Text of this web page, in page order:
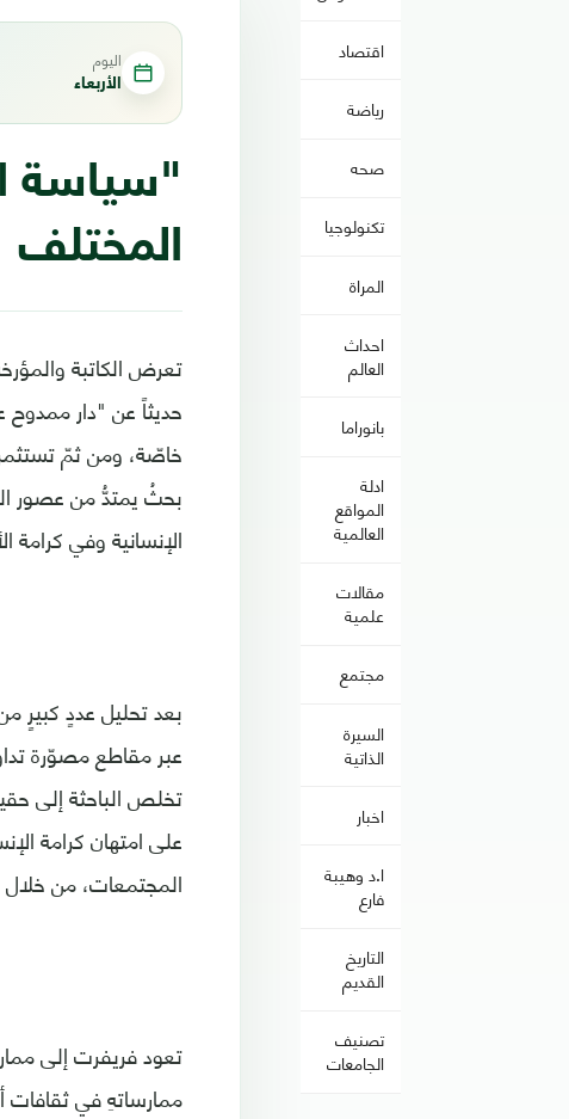
اقتصاد
رياضة
صحه
تكنولوجيا
المراة
احداث
العالم
بانوراما
ادلة
المواقع
العالمية
مقالات
علمية
مجتمع
السيرة
الذاتية
اخبار
ا.د وهيبة
فارع
التاريخ
القديم
تصنيف
الجامعات
اليوم
الأربعاء
"سياسة
المختلف
تعرض الكاتبة
حديثاً عن "دار ممدوح
خاصّة، ومن ثمّ
بحثُ يمتدُّ من عصور
الإنسانية وفي كرامة
بعد تحليل عددٍ كبيرٍ
عبر مقاطع مصوّرة
تخلص الباحثة إلى
على امتهان كرامة
المجتمعات، من خلال
تعود فريفرت إلى
ممارساتهِ في ثقافات